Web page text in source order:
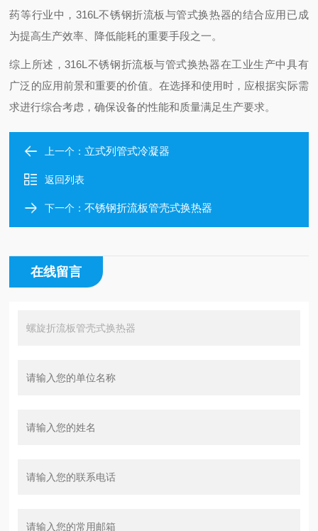
药等行业中，316L不锈钢折流板与管式换热器的结合应用已成
为提高生产效率、降低能耗的重要手段之一。
综上所述，316L不锈钢折流板与管式换热器在工业生产中具有
广泛的应用前景和重要的价值。在选择和使用时，应根据实际需
求进行综合考虑，确保设备的性能和质量满足生产要求。
上一个： 立式列管式冷凝器
返回列表
下一个：不锈钢折流板管壳式换热器
在线留言